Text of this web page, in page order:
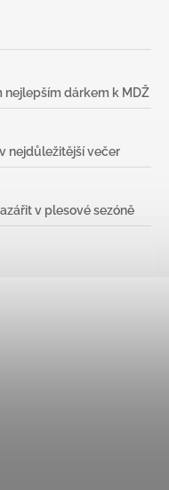
nejlepším dárkem k MDŽ
nejdůležitější večer
v plesové sezóně